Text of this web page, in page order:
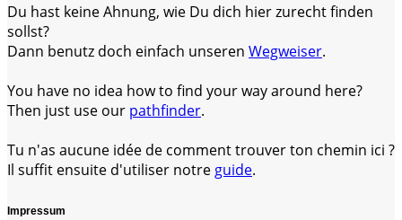
Du hast keine Ahnung, wie Du dich hier zurecht finden
sollst?
Dann benutz doch einfach unseren Wegweiser.
You have no idea how to find your way around here?
Then just use our pathfinder.
Tu n'as aucune idée de comment trouver ton chemin ici ?
Il suffit ensuite d'utiliser notre guide.
Impressum